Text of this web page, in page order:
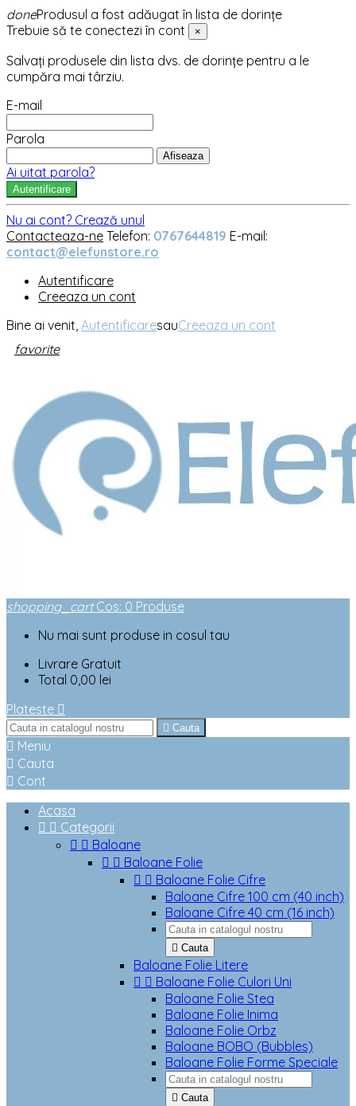
doneProdusul a fost adăugat în lista de dorințe
Trebuie să te conectezi în cont
×
Salvați produsele din lista dvs. de dorințe pentru a le
cumpăra mai târziu.
E-mail
Parola
Afiseaza
Ai uitat parola?
Autentificare
Nu ai cont? Crează unul
Contacteaza-ne Telefon: 0767644819 E-mail:
contact@elefunstore.ro
Autentificare
Creeaza un cont
Bine ai venit, AutentificaresauCreeaza un cont
favorite
shopping_cart Cos: 0 Produse
Nu mai sunt produse in cosul tau
Livrare Gratuit
Total 0,00 lei
Plateste 
 Cauta
 Meniu
 Cauta
 Cont
Acasa
  Categorii
  Baloane
  Baloane Folie
  Baloane Folie Cifre
Baloane Cifre 100 cm (40 inch)
Baloane Cifre 40 cm (16 inch)
 Cauta
Baloane Folie Litere
  Baloane Folie Culori Uni
Baloane Folie Stea
Baloane Folie Inima
Baloane Folie Orbz
Baloane BOBO (Bubbles)
Baloane Folie Forme Speciale
 Cauta